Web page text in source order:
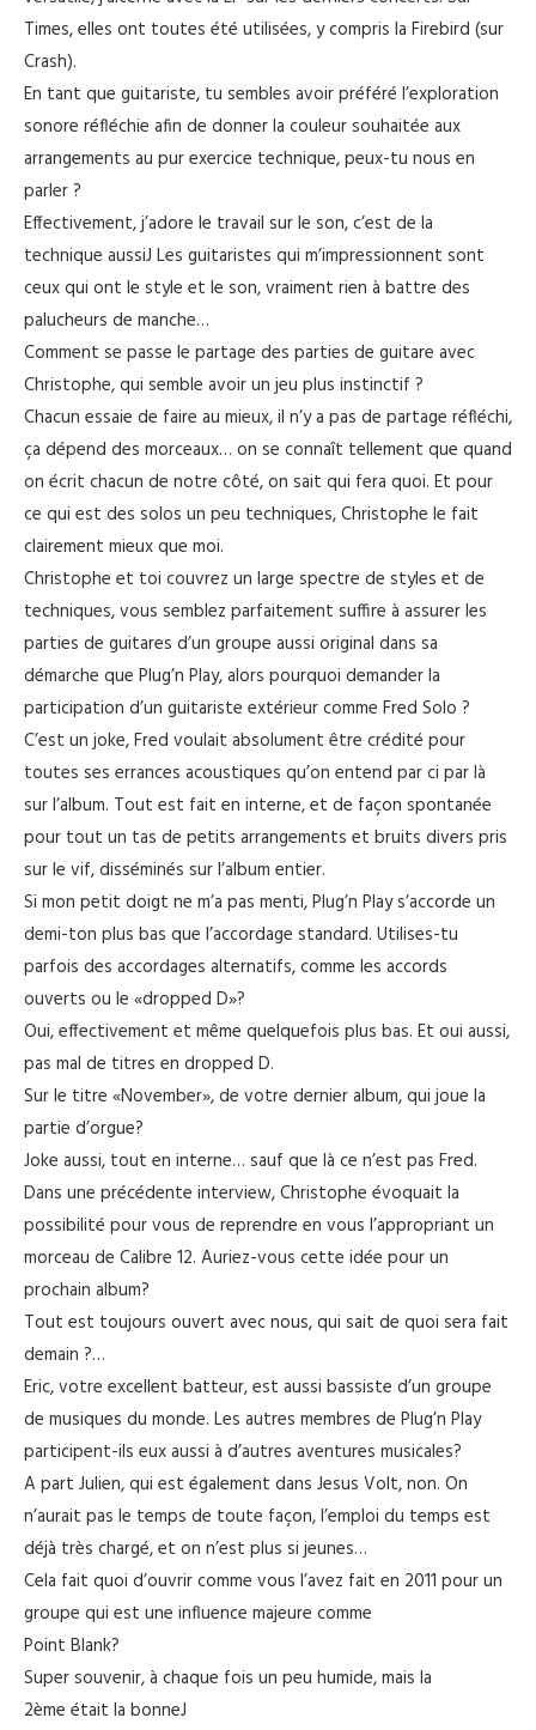
Times, elles ont toutes été utilisées, y compris la Firebird (sur
Crash).
En tant que guitariste, tu sembles avoir préféré l’exploration
sonore réfléchie afin de donner la couleur souhaitée aux
arrangements au pur exercice technique, peux-tu nous en
parler ?
Effectivement, j’adore le travail sur le son, c’est de la
technique aussiJ Les guitaristes qui m’impressionnent sont
ceux qui ont le style et le son, vraiment rien à battre des
palucheurs de manche…
Comment se passe le partage des parties de guitare avec
Christophe, qui semble avoir un jeu plus instinctif ?
Chacun essaie de faire au mieux, il n’y a pas de partage réfléchi,
ça dépend des morceaux… on se connaît tellement que quand
on écrit chacun de notre côté, on sait qui fera quoi. Et pour
ce qui est des solos un peu techniques, Christophe le fait
clairement mieux que moi.
Christophe et toi couvrez un large spectre de styles et de
techniques, vous semblez parfaitement suffire à assurer les
parties de guitares d’un groupe aussi original dans sa
démarche que Plug’n Play, alors pourquoi demander la
participation d’un guitariste extérieur comme Fred Solo ?
C’est un joke, Fred voulait absolument être crédité pour
toutes ses errances acoustiques qu’on entend par ci par là
sur l’album. Tout est fait en interne, et de façon spontanée
pour tout un tas de petits arrangements et bruits divers pris
sur le vif, disséminés sur l’album entier.
Si mon petit doigt ne m’a pas menti, Plug’n Play s’accorde un
demi-ton plus bas que l’accordage standard. Utilises-tu
parfois des accordages alternatifs, comme les accords
ouverts ou le «dropped D»?
Oui, effectivement et même quelquefois plus bas. Et oui aussi,
pas mal de titres en dropped D.
Sur le titre «November», de votre dernier album, qui joue la
partie d’orgue?
Joke aussi, tout en interne… sauf que là ce n’est pas Fred.
Dans une précédente interview, Christophe évoquait la
possibilité pour vous de reprendre en vous l’appropriant un
morceau de Calibre 12. Auriez-vous cette idée pour un
prochain album?
Tout est toujours ouvert avec nous, qui sait de quoi sera fait
demain ?…
Eric, votre excellent batteur, est aussi bassiste d’un groupe
de musiques du monde. Les autres membres de Plug’n Play
participent-ils eux aussi à d’autres aventures musicales?
A part Julien, qui est également dans Jesus Volt, non. On
n’aurait pas le temps de toute façon, l’emploi du temps est
déjà très chargé, et on n’est plus si jeunes…
Cela fait quoi d’ouvrir comme vous l’avez fait en 2011 pour un
groupe qui est une influence majeure comme
Point Blank?
Super souvenir, à chaque fois un peu humide, mais la
2ème était la bonneJ